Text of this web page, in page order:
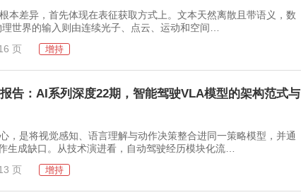
异，首先体现在表征获取方式上。文本天然离散且带语义，数
世界的输入则由连续光子、点云、运动和空间…
页 增持
告：AI系列深度22期，智能驾驶VLA模型的架构范式与
将视觉感知、语言理解与动作决策整合进同一策略模型，并通
生成缺口。从技术演进看，自动驾驶经历模块化流…
页 增持